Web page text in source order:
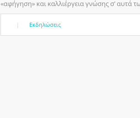
«αφήγηση» και καλλιέργεια γνώσης σ’ αυτά
Εκδηλώσεις